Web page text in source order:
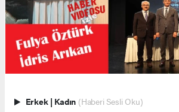
Erkek | Kadın (Haberi Sesli Oku)